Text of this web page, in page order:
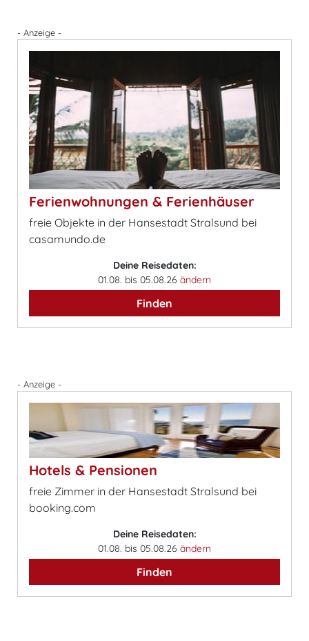
- Anzeige -
Ferienwohnungen & Ferienhäuser
freie Objekte in der Hansestadt Stralsund bei
casamundo.de
Deine Reisedaten:
01.08. bis 05.08.26 ändern
Finden
- Anzeige -
Hotels & Pensionen
freie Zimmer in der Hansestadt Stralsund bei
booking.com
Deine Reisedaten:
01.08. bis 05.08.26 ändern
Finden